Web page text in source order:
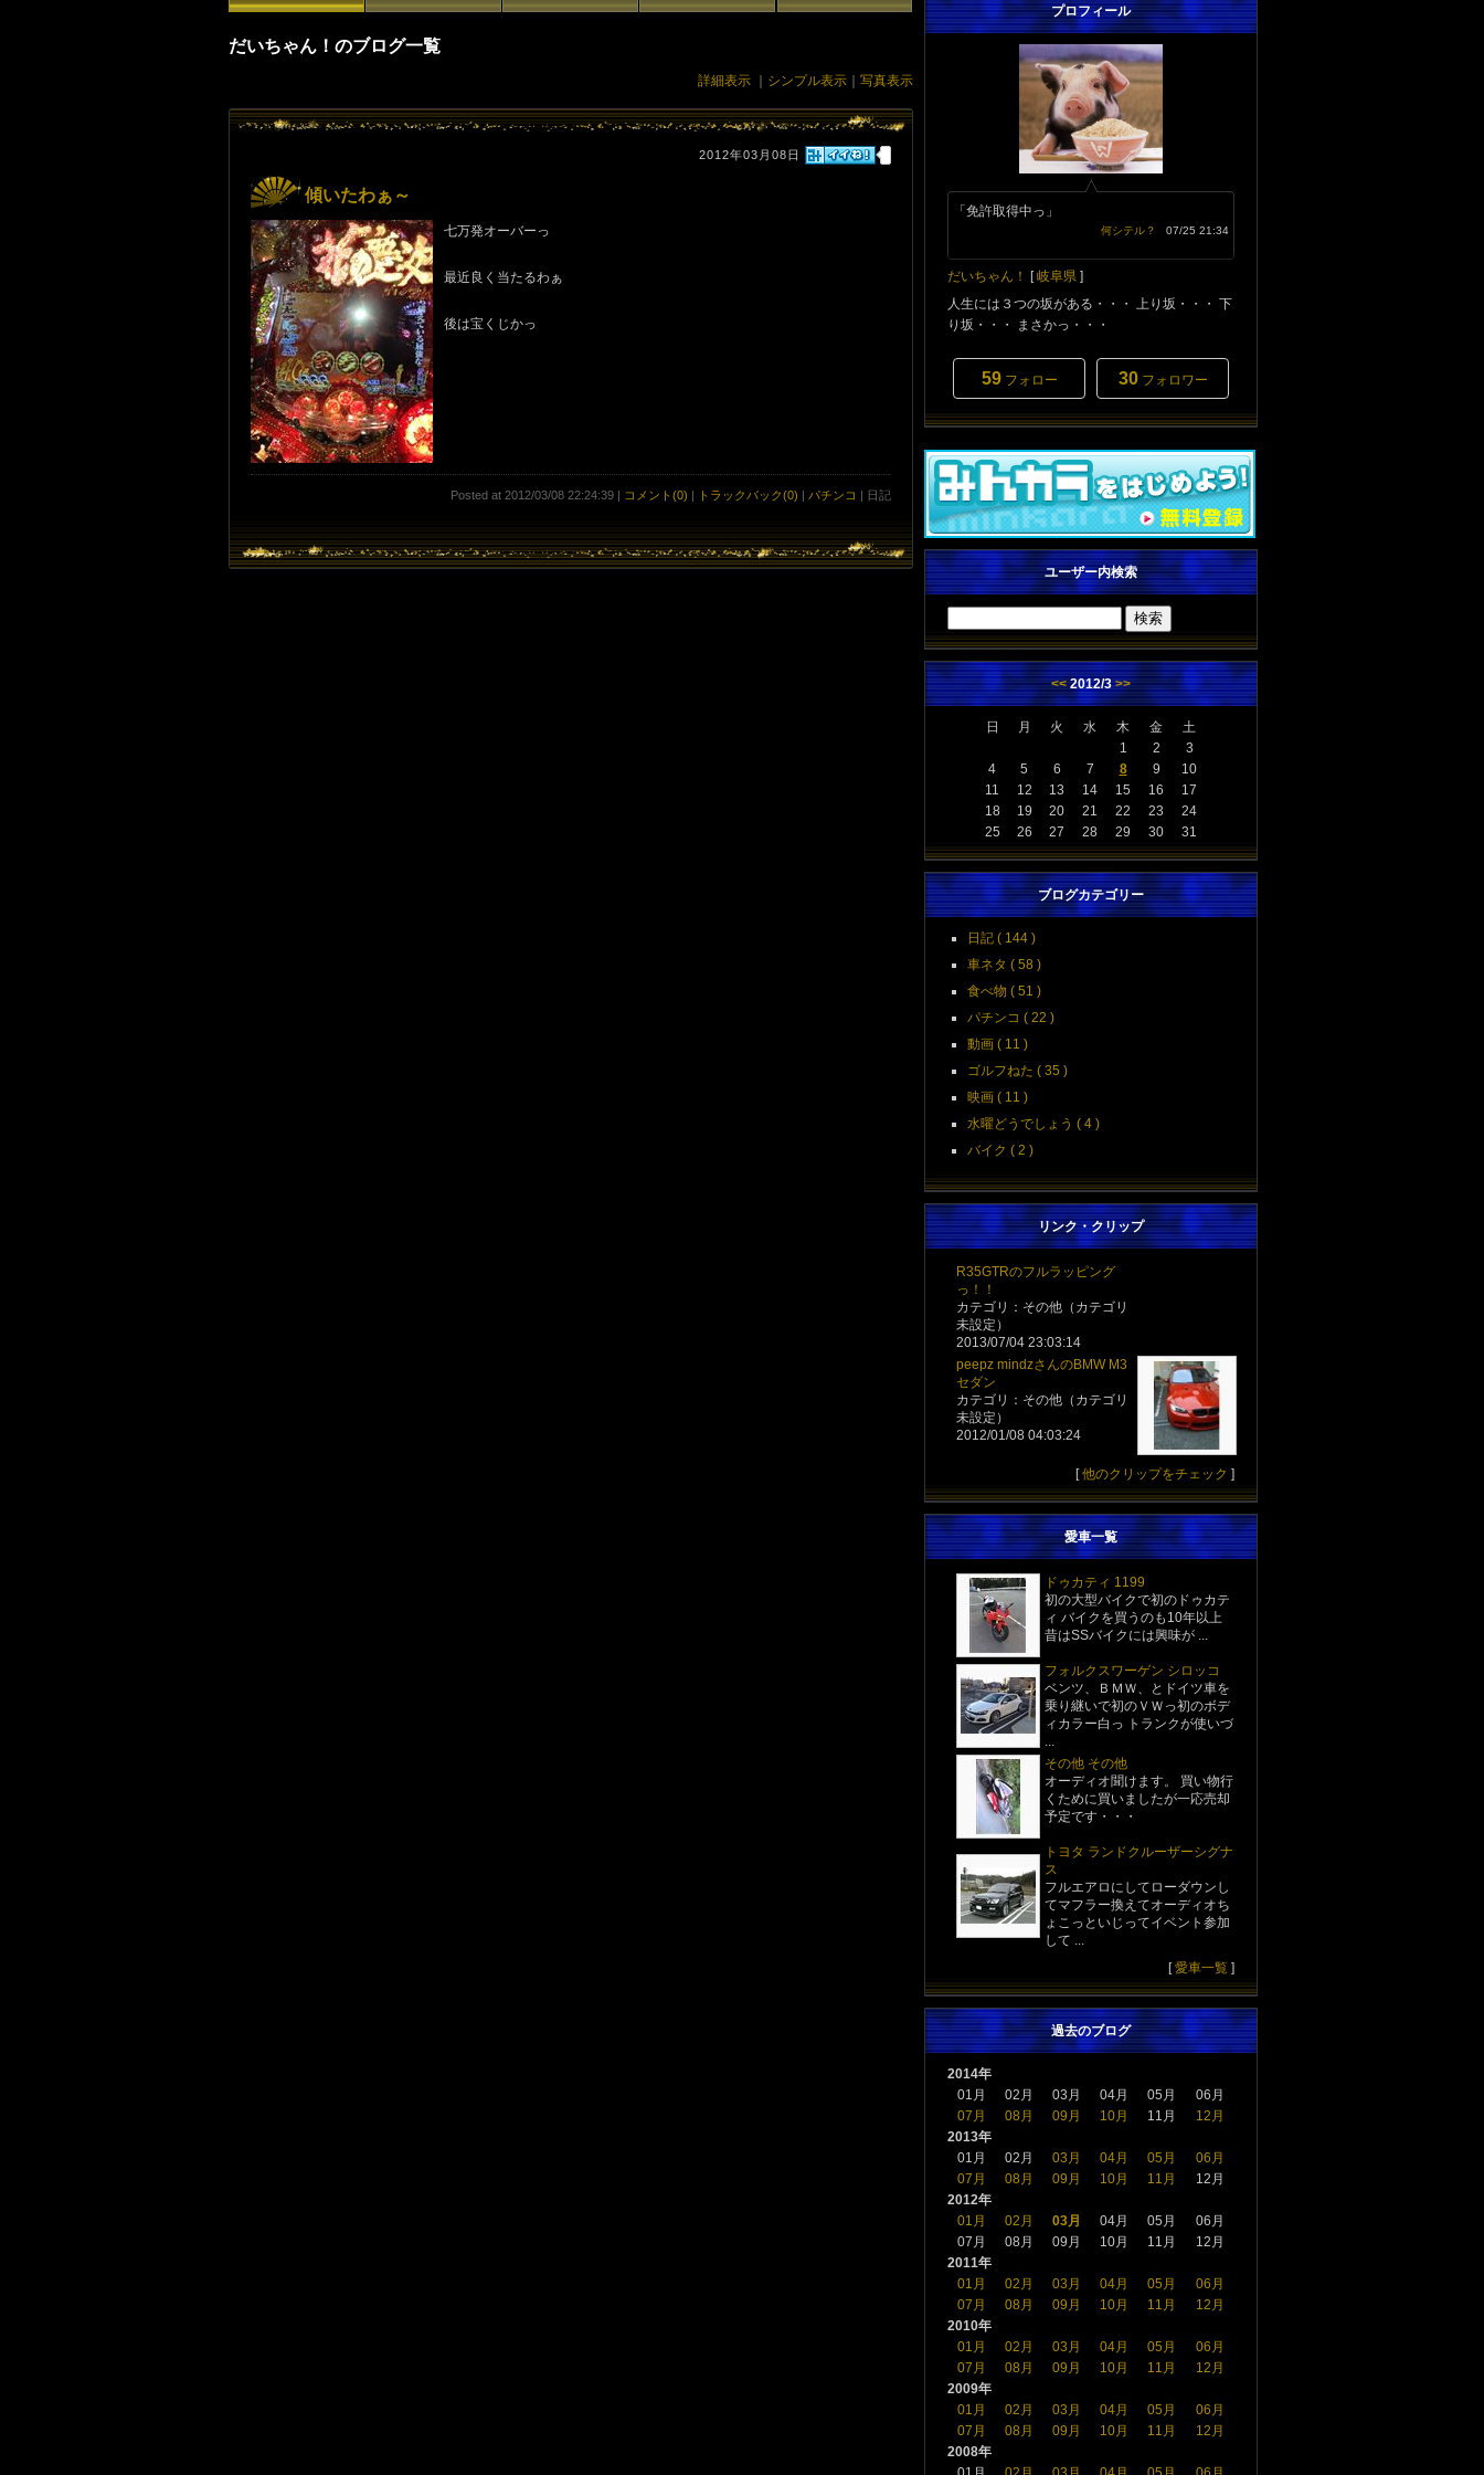
だいちゃん！のブログ一覧
詳細表示 シンプル表示 写真表示
2012年03月08日
傾いたわぁ～
七万発オーバーっ
最近良く当たるわぁ
後は宝くじかっ
Posted at 2012/03/08 22:24:39 | コメント(0) | トラックバック(0) | パチンコ | 日記
プロフィール
「免許取得中っ」
何シテル？ 07/25 21:34
だいちゃん！ [岐阜県 ]
人生には３つの坂がある・・・ 上り坂・・・ 下
り坂・・・ まさかっ・・・
59フォロー 30フォロワー
ユーザー内検索
<< 2012/3>>
日 月 火 水 木 金
土
1
2
3
4
5 6 7 8 9
10
11
12 13 14 15 16
17
18
19 20 21 22 23
24
25
26 27 28 29 30 31
ブログカテゴリー
日記 ( 144 )
車ネタ ( 58 )
食べ物 ( 51 )
パチンコ ( 22 )
動画 ( 11 )
ゴルフねた ( 35 )
映画 ( 11 )
水曜どうでしょう ( 4 )
バイク ( 2 )
リンク・クリップ
R35GTRのフルラッピング
っ！！
カテゴリ：その他（カテゴリ
未設定）
2013/07/04 23:03:14
peepz mindzさんのBMW M3
セダン
カテゴリ：その他（カテゴリ
未設定）
2012/01/08 04:03:24
[他のクリップをチェック ]
愛車一覧
ドゥカティ 1199
初の大型バイクで初のドゥカテ
ィ バイクを買うのも10年以上
昔はSSバイクには興味が ...
フォルクスワーゲン シロッコ
ベンツ、ＢＭＷ、とドイツ車を
乗り継いで初のＶＷっ初のボデ
ィカラー白っ トランクが使いづ
その他 その他
オーディオ聞けます。 買い物行
くために買いましたが一応売却
予定です・・・
トヨタ ランドクルーザーシグナ
ス
フルエアロにしてローダウンし
てマフラー換えてオーディオち
ょこっといじってイベント参加
して ...
[愛車一覧 ]
過去のブログ
2014年
01月
02月 03月 04月 05月
06月
07月
08月 09月 10月 11月
12月
2013年
01月
02月 03月 04月 05月
06月
07月
08月 09月 10月 11月
12月
2012年
01月
02月 03月 04月 05月
06月
07月
08月 09月 10月 11月
12月
2011年
01月
02月 03月 04月 05月
06月
07月
08月 09月 10月 11月
12月
2010年
01月
02月 03月 04月 05月
06月
07月
08月 09月 10月 11月
12月
2009年
01月
02月 03月 04月 05月
06月
07月
08月 09月 10月 11月
12月
2008年